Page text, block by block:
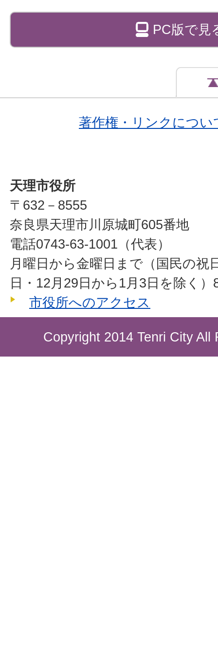
PC版で見
著作権・リンクについ
天理市役所
〒632－8555
奈良県天理市川原城町605番地
電話0743-63-1001（代表）
月曜日から金曜日まで（国民の祝
日・12月29日から1月3日を除く
市役所へのアクセス
Copyright 2014 Tenri City All